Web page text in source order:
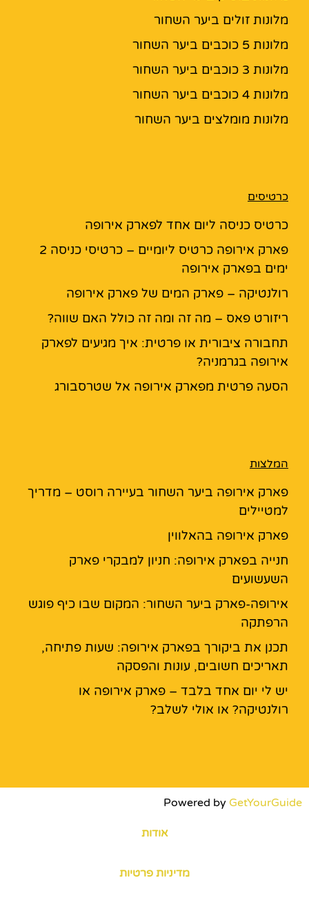
מלונות זולים ביער השחור
מלונות 5 כוכבים ביער השחור
מלונות 3 כוכבים ביער השחור
מלונות 4 כוכבים ביער השחור
מלונות מומלצים ביער השחור
כרטיסים
כרטיס כניסה ליום אחד לפארק אירופה
פארק אירופה כרטיס ליומיים – כרטיסי כניסה 2
ימים בפארק אירופה
רולנטיקה – פארק המים של פארק אירופה
ריזורט פאס – מה זה ומה זה כולל האם שווה?
תחבורה ציבורית או פרטית: איך מגיעים לפארק
אירופה בגרמניה?
הסעה פרטית מפארק אירופה אל שטרסבורג
המלצות
פארק אירופה ביער השחור בעיירה רוסט – מדריך
למטיילים
פארק אירופה בהאלווין
חנייה בפארק אירופה: חניון למבקרי פארק
השעשועים
אירופה-פארק ביער השחור: המקום שבו כיף פוגש
הרפתקה
תכנן את ביקורך בפארק אירופה: שעות פתיחה,
תאריכים חשובים, עונות והפסקה
יש לי יום אחד בלבד – פארק אירופה או
רולנטיקה? או אולי לשלב?
Powered by GetYourGuide
אודות
מדיניות פרטיות